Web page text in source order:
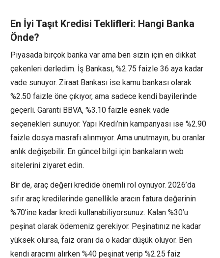
En İyi Taşıt Kredisi Teklifleri: Hangi Banka
Önde?
Piyasada birçok banka var ama ben sizin için en dikkat
çekenleri derledim. İş Bankası, %2.75 faizle 36 aya kadar
vade sunuyor. Ziraat Bankası ise kamu bankası olarak
%2.50 faizle öne çıkıyor, ama sadece kendi bayilerinde
geçerli. Garanti BBVA, %3.10 faizle esnek vade
seçenekleri sunuyor. Yapı Kredi’nin kampanyası ise %2.90
faizle dosya masrafı alınmıyor. Ama unutmayın, bu oranlar
anlık değişebilir. En güncel bilgi için bankaların web
sitelerini ziyaret edin.
Bir de, araç değeri kredide önemli rol oynuyor. 2026’da
sıfır araç kredilerinde genellikle aracın fatura değerinin
%70’ine kadar kredi kullanabiliyorsunuz. Kalan %30’u
peşinat olarak ödemeniz gerekiyor. Peşinatınız ne kadar
yüksek olursa, faiz oranı da o kadar düşük oluyor. Ben
kendi aracımı alırken %40 peşinat verip %2.25 faiz